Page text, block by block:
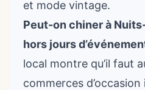
et mode vintage.
Peut-on chiner à
hors jours
local montre qu’il faut
commerces